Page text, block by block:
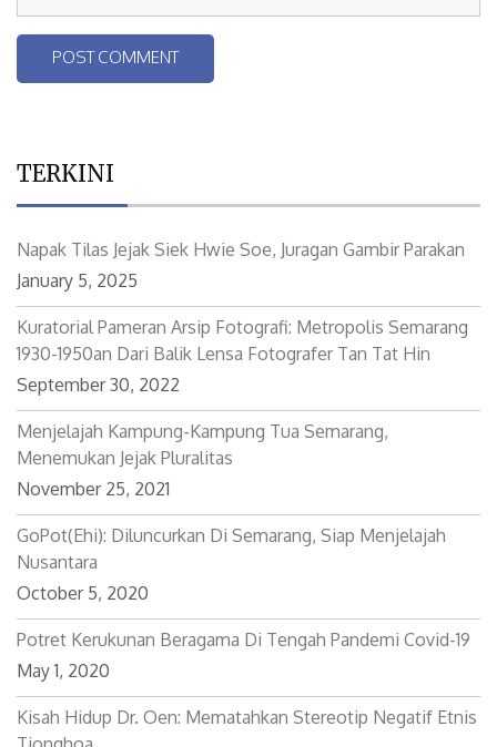
TERKINI
Napak Tilas Jejak Siek Hwie Soe, Juragan Gambir Parakan
January 5, 2025
Kuratorial Pameran Arsip Fotografi: Metropolis Semarang
1930-1950an Dari Balik Lensa Fotografer Tan Tat Hin
September 30, 2022
Menjelajah Kampung-Kampung Tua Semarang,
Menemukan Jejak Pluralitas
GoPot(ehi): Diluncurkan Di Semarang, Siap Menjelajah
Potret Kerukunan Beragama Di Tengah Pandemi Covid-19
May 1, 2020
Kisah Hidup Dr. Oen: Mematahkan Stereotip Negatif Etnis